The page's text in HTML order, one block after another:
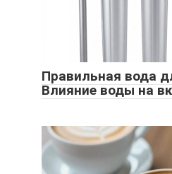
Правильная вода
Влияние воды на